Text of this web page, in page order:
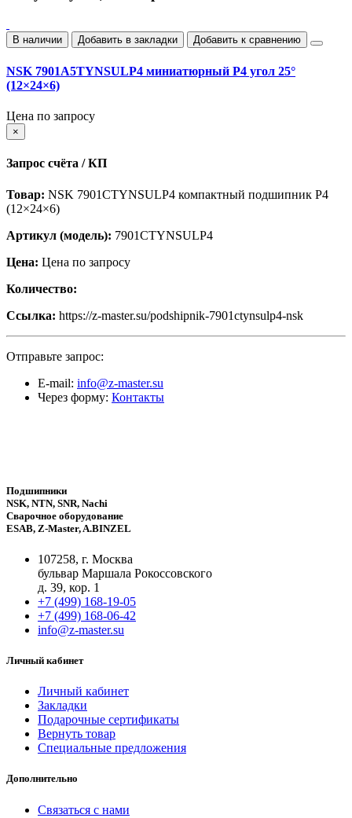
В наличии Добавить в закладки Добавить к сравнению
NSK 7901A5TYNSULP4 миниатюрный P4 угол 25°
(12×24×6)
Цена по запросу
×
Запрос счёта / КП
Товар: NSK 7901CTYNSULP4 компактный подшипник P4
(12×24×6)
Артикул (модель): 7901CTYNSULP4
Цена: Цена по запросу
Количество:
Ссылка: https://z-master.su/podshipnik-7901ctynsulp4-nsk
Отправьте запрос:
E-mail: info@z-master.su
Через форму: Контакты
Подшипники
NSK, NTN, SNR, Nachi
Сварочное оборудование
ESAB, Z-Master, A.BINZEL
107258, г. Москва
бульвар Маршала Рокоссовского
д. 39, кор. 1
+7 (499) 168-19-05
+7 (499) 168-06-42
info@z-master.su
Личный кабинет
Личный кабинет
Закладки
Подарочные сертификаты
Вернуть товар
Специальные предложения
Дополнительно
Связаться с нами